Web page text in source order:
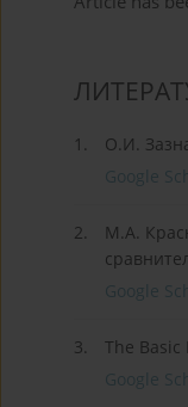
1.
О.И.
Google
2.
М.А.
Google
3.
The
Google